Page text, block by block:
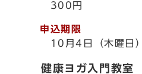
300円
申込期限
10月4日（木曜日）
健康ヨガ入門教室